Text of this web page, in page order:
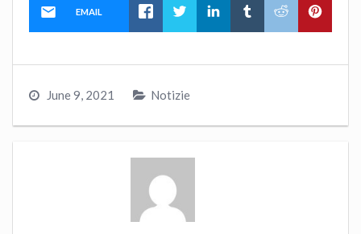
EMAIL
June 9, 2021 Notizie